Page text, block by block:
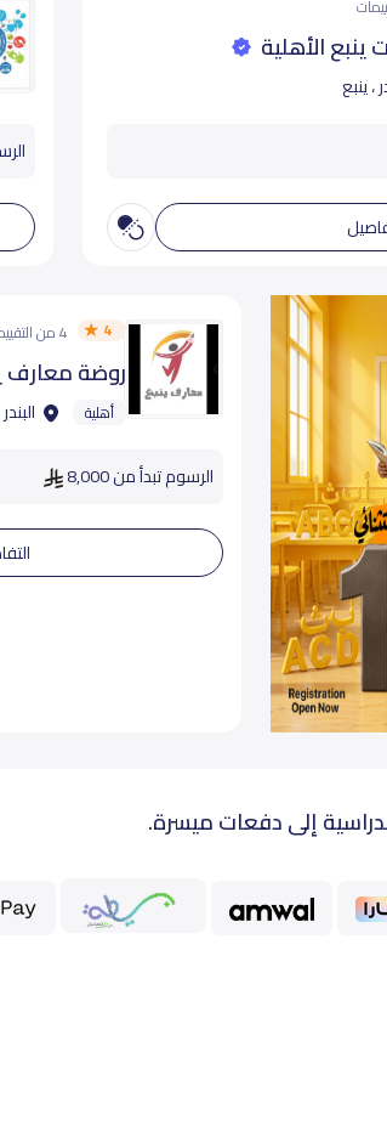
الأهلية
، ينبع
4 4 من التقييمات
روضة معارف
أهلية
الرسوم تبدأ من 8,000
إلى دفعات ميسرة.